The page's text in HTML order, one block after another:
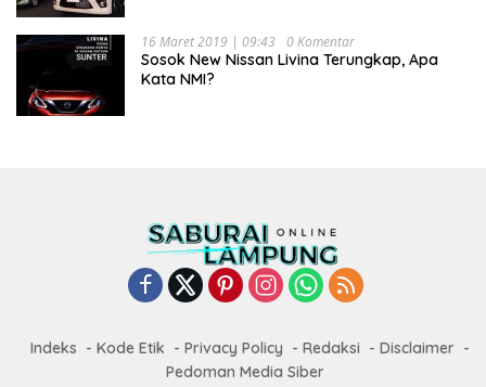
16 Maret 2019 | 09:43 0 Komentar
Sosok New Nissan Livina Terungkap, Apa
Kata NMI?
Indeks Kode Etik Privacy Policy Redaksi
Disclaimer
Pedoman Media Siber